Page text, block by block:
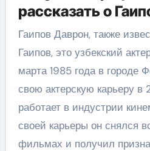
рассказать о
Гаипов Даврон, также
Гаипов, это узбекский
марта 1985 года в городе
свою актерскую карьеру
работает в индустрии
своей карьеры он снялся
фильмах и получил